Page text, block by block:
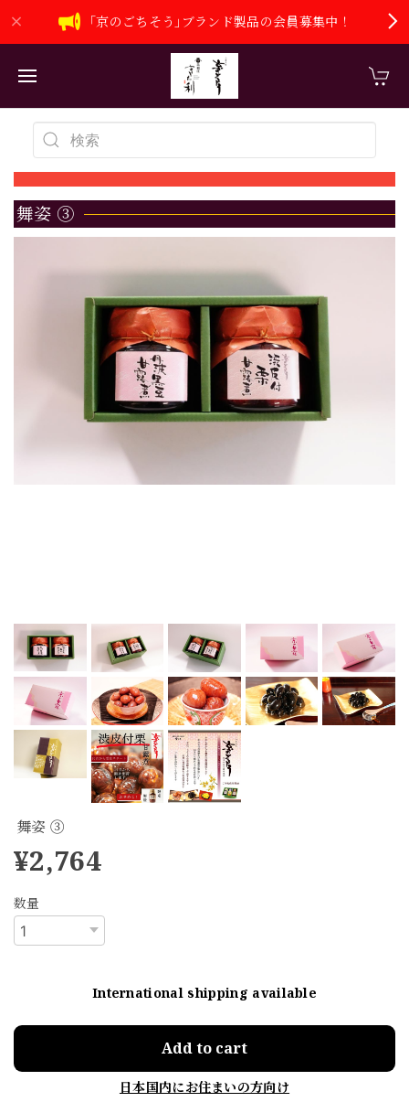
｢京のごちそう｣ブランド製品の会員募集中！
舞姿 ③
舞姿 ③
¥2,764
数量
International shipping available
Add to cart
日本国内にお住まいの方向け